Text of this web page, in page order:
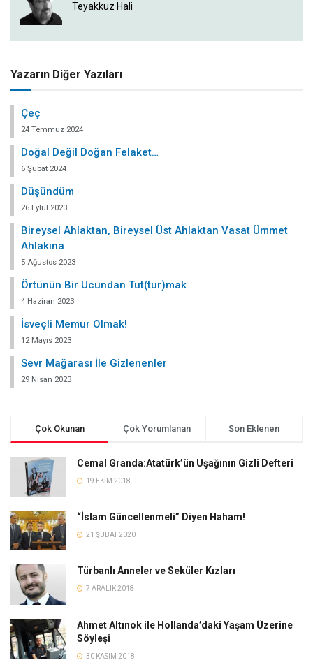
Teyakkuz Hali
Yazarın Diğer Yazıları
Çeç
24 Temmuz 2024
Doğal Değil Doğan Felaket…
6 Şubat 2024
Düşündüm
26 Eylül 2023
Bireysel Ahlaktan, Bireysel Üst Ahlaktan Vasat Ümmet
Ahlakına
5 Ağustos 2023
Örtünün Bir Ucundan Tut(tur)mak
4 Haziran 2023
İsveçli Memur Olmak!
12 Mayıs 2023
Sevr Mağarası İle Gizlenenler
29 Nisan 2023
Çok Okunan Çok Yorumlanan Son Eklenen
Cemal Granda:Atatürk’ün Uşağının Gizli Defteri
19 EKIM 2018
“İslam Güncellenmeli” Diyen Haham!
21 ŞUBAT 2020
Türbanlı Anneler ve Seküler Kızları
7 ARALIK 2018
Ahmet Altınok ile Hollanda’daki Yaşam Üzerine
Söyleşi
30 KASIM 2018